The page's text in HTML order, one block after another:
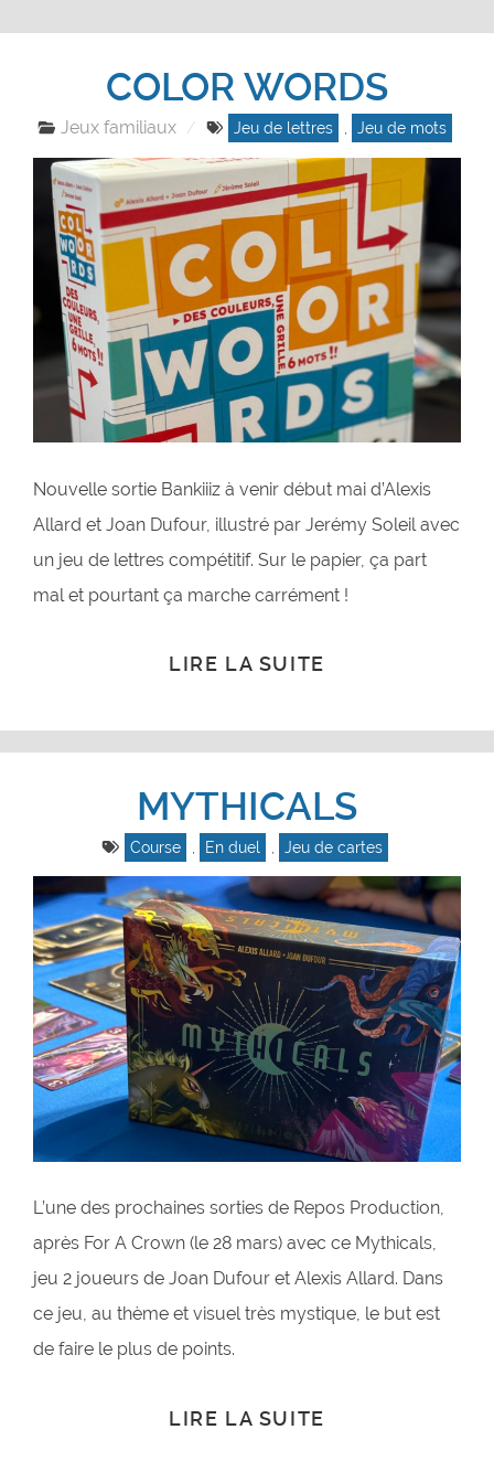
COLOR WORDS
Jeux familiaux Jeu de lettres , Jeu de mots
Nouvelle sortie Bankiiiz à venir début mai d’Alexis
Allard et Joan Dufour, illustré par Jerémy Soleil avec
un jeu de lettres compétitif. Sur le papier, ça part
mal et pourtant ça marche carrément !
LIRE LA SUITE
MYTHICALS
Course En duel Jeu de cartes
L’une des prochaines sorties de Repos Production,
après For A Crown (le 28 mars) avec ce Mythicals,
jeu 2 joueurs de Joan Dufour et Alexis Allard. Dans
ce jeu, au thème et visuel très mystique, le but est
de faire le plus de points.
LIRE LA SUITE